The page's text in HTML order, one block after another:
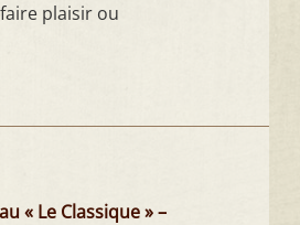
plaisir ou
« Le Classique » –